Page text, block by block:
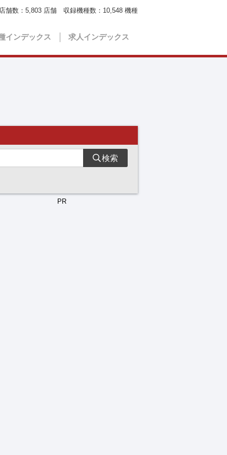
インデックス 求人インデックス
舗数： 5,803 店舗 収録機種数： 10,548 機種
検索
PR